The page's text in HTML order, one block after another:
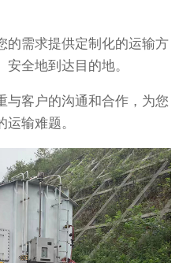
需求提供定制化的运输方
全地到达目的地。
客户的沟通和合作，为您
输难题。